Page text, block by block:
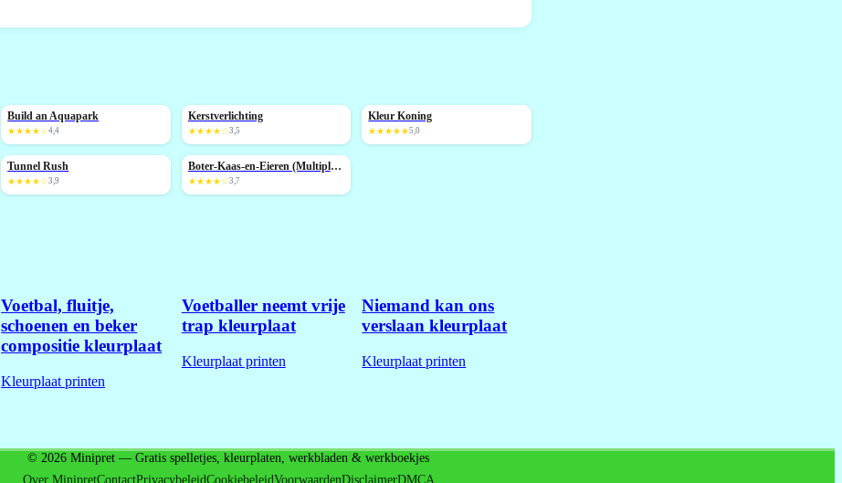
NIEUW
Build an Aquapark
★★★★☆4,4
Kerstverlichting
★★★★☆3,5
NIEUW
Kleur Koning
★★★★★5,0
NIEUW
Tunnel Rush
★★★★☆3,9
Boter-Kaas-en-Eieren (Multiplayer)
★★★★☆3,7
Voetbal, fluitje,
schoenen en beker
compositie kleurplaat
Kleurplaat printen
Voetballer neemt vrije
trap kleurplaat
Kleurplaat printen
Niemand kan ons
verslaan kleurplaat
Kleurplaat printen
© 2026 Minipret — Gratis spelletjes, kleurplaten, werkbladen & werkboekjes
Over MinipretContactPrivacybeleidCookiebeleidVoorwaardenDisclaimerDMCA